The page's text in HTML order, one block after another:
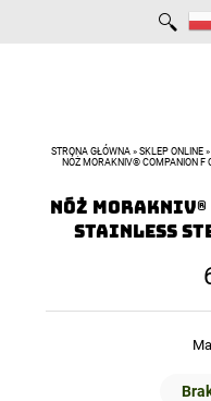
STRONA GŁÓWNA » SKLEP ONLINE »
NÓŻ MORAKNIV® COMPANION F
Nóż Morakniv®
Stainless